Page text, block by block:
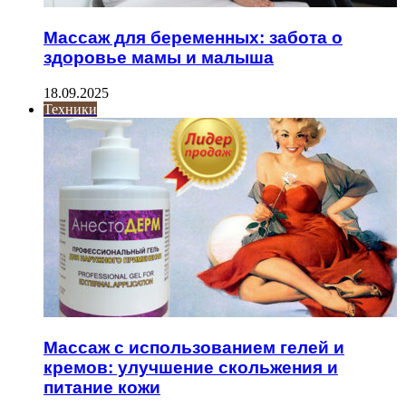
Массаж для беременных: забота о
здоровье мамы и малыша
18.09.2025
Техники
Массаж с использованием гелей и
кремов: улучшение скольжения и
питание кожи